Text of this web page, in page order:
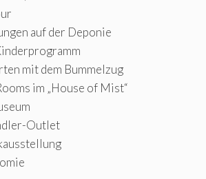
auf der Deponie
mit dem Bummelzug
im „House of Mist“
Outlet